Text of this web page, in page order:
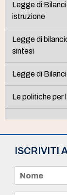
Legge di
istruzione
Legge di
sintesi
Legge di
Le politiche per
ISCRIVITI
m
e